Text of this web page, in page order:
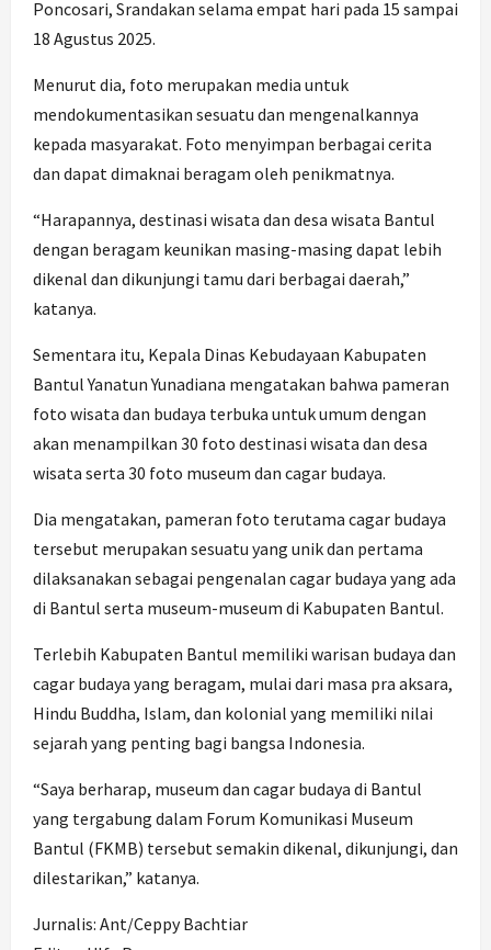
Poncosari, Srandakan selama empat hari pada 15 sampai
18 Agustus 2025.
Menurut dia, foto merupakan media untuk
mendokumentasikan sesuatu dan mengenalkannya
kepada masyarakat. Foto menyimpan berbagai cerita
dan dapat dimaknai beragam oleh penikmatnya.
“Harapannya, destinasi wisata dan desa wisata Bantul
dengan beragam keunikan masing-masing dapat lebih
dikenal dan dikunjungi tamu dari berbagai daerah,”
katanya.
Sementara itu, Kepala Dinas Kebudayaan Kabupaten
Bantul Yanatun Yunadiana mengatakan bahwa pameran
foto wisata dan budaya terbuka untuk umum dengan
akan menampilkan 30 foto destinasi wisata dan desa
wisata serta 30 foto museum dan cagar budaya.
Dia mengatakan, pameran foto terutama cagar budaya
tersebut merupakan sesuatu yang unik dan pertama
dilaksanakan sebagai pengenalan cagar budaya yang ada
di Bantul serta museum-museum di Kabupaten Bantul.
Terlebih Kabupaten Bantul memiliki warisan budaya dan
cagar budaya yang beragam, mulai dari masa pra aksara,
Hindu Buddha, Islam, dan kolonial yang memiliki nilai
sejarah yang penting bagi bangsa Indonesia.
“Saya berharap, museum dan cagar budaya di Bantul
yang tergabung dalam Forum Komunikasi Museum
Bantul (FKMB) tersebut semakin dikenal, dikunjungi, dan
dilestarikan,” katanya.
Jurnalis: Ant/Ceppy Bachtiar